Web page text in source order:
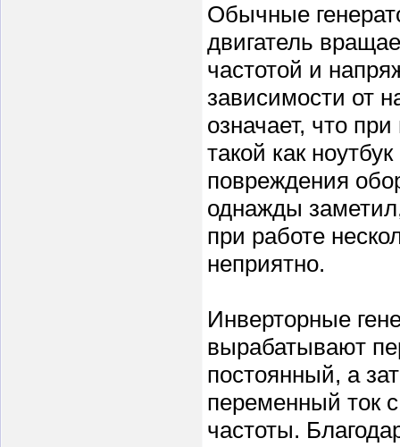
Обычные
двигатель
частотой и
зависимости от
означает, что
такой как
повреждения
однажды
при работе
неприятно.
Инверторные
вырабатывают
постоянный, а
переменный ток
частоты.